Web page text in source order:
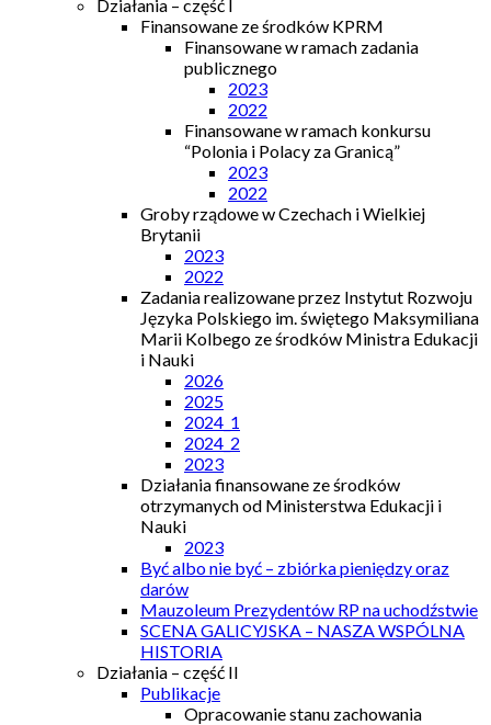
Działania – część I
Finansowane ze środków KPRM
Finansowane w ramach zadania
publicznego
2023
2022
Finansowane w ramach konkursu
“Polonia i Polacy za Granicą”
2023
2022
Groby rządowe w Czechach i Wielkiej
Brytanii
2023
2022
Zadania realizowane przez Instytut Rozwoju
Języka Polskiego im. świętego Maksymiliana
Marii Kolbego ze środków Ministra Edukacji
i Nauki
2026
2025
2024_1
2024_2
2023
Działania finansowane ze środków
otrzymanych od Ministerstwa Edukacji i
Nauki
2023
Być albo nie być – zbiórka pieniędzy oraz
darów
Mauzoleum Prezydentów RP na uchodźstwie
SCENA GALICYJSKA – NASZA WSPÓLNA
HISTORIA
Działania – część II
Publikacje
Opracowanie stanu zachowania